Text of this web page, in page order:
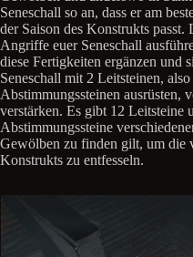
Seneschall so an, dass er am
der Saison des Konstrukts
Angriffe euer Seneschall
diese Fertigkeiten ergänzen und
Seneschall mit 2 Leitsteinen,
Abstimmungssteinen ausrüsten,
verstärken. Es gibt 12 Leitsteine
Abstimmungssteine
Gewölben zu finden gilt, um die
Konstrukts zu entfesseln.